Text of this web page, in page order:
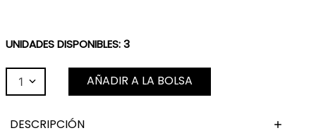
UNIDADES DISPONIBLES:3
1 AÑADIR A LA BOLSA
DESCRIPCIÓN